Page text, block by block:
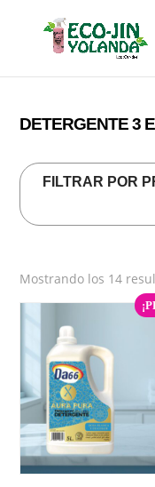
DETERGENTE 3
FILTRAR POR
Mostrando los 14